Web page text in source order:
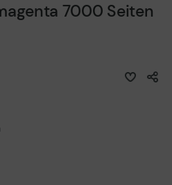
7000 Seiten